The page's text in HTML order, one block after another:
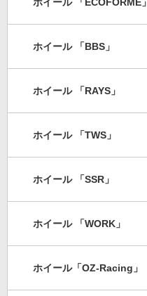
ホイール 「BBS」
ホイール 「RAYS」
ホイール 「TWS」
ホイール 「SSR」
ホイール 「WORK」
ホイール「OZ-Racing」